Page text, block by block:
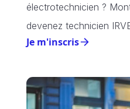
électrotechnicien ?
devenez technicien
Je m'inscris